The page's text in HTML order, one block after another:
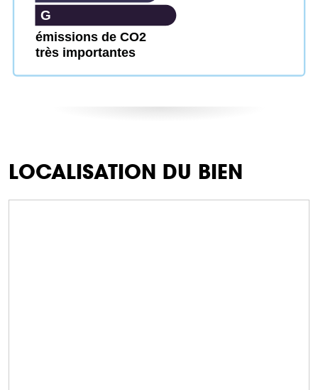
émissions de CO2
très importantes
G
LOCALISATION DU BIEN